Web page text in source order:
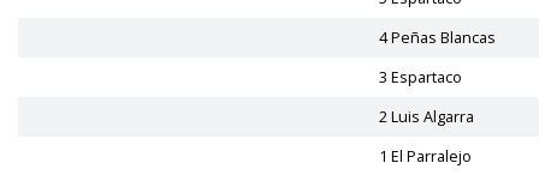
4 Peñas Blancas
3 Espartaco
2 Luis Algarra
1 El Parralejo